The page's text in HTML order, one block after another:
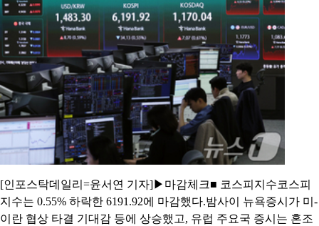
[인포스탁데일리=윤서연 기자]▶마감체크■ 코스피지수코스피
지수는 0.55% 하락한 6191.92에 마감했다.밤사이 뉴욕증시가 미-
이란 협상 타결 기대감 등에 상승했고, 유럽 주요국 증시는 혼조